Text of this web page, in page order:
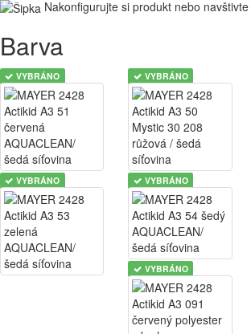
Nakonfigurujte si produkt nebo navštivte
Barva
VYBRÁNO VYBRÁNO
VYBRÁNO VYBRÁNO
VYBRÁNO